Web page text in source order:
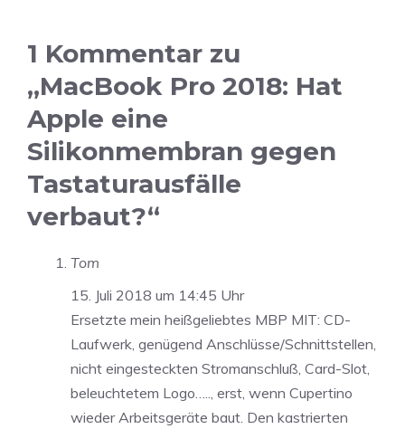
1 Kommentar zu
„MacBook Pro 2018: Hat
Apple eine
Silikonmembran gegen
Tastaturausfälle
verbaut?“
Tom
15. Juli 2018 um 14:45 Uhr
Ersetzte mein heißgeliebtes MBP MIT: CD-
Laufwerk, genügend Anschlüsse/Schnittstellen,
nicht eingesteckten Stromanschluß, Card-Slot,
beleuchtetem Logo….., erst, wenn Cupertino
wieder Arbeitsgeräte baut. Den kastrierten